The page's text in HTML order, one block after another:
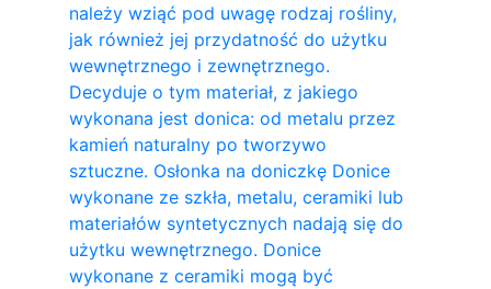
należy wziąć pod uwagę rodzaj rośliny,
jak również jej przydatność do użytku
wewnętrznego i zewnętrznego.
Decyduje o tym materiał, z jakiego
wykonana jest donica: od metalu przez
kamień naturalny po tworzywo
sztuczne. Osłonka na doniczkę Donice
wykonane ze szkła, metalu, ceramiki lub
materiałów syntetycznych nadają się do
użytku wewnętrznego. Donice
wykonane z ceramiki mogą być